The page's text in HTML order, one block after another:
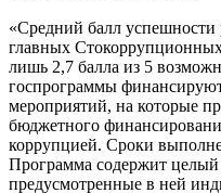
«Средний балл успешности
главных
лишь 2,7 балла из 5
госпрограммы
мероприятий, на которые
бюджетного
коррупцией. Сроки
Программа содержит
предусмотренные в ней